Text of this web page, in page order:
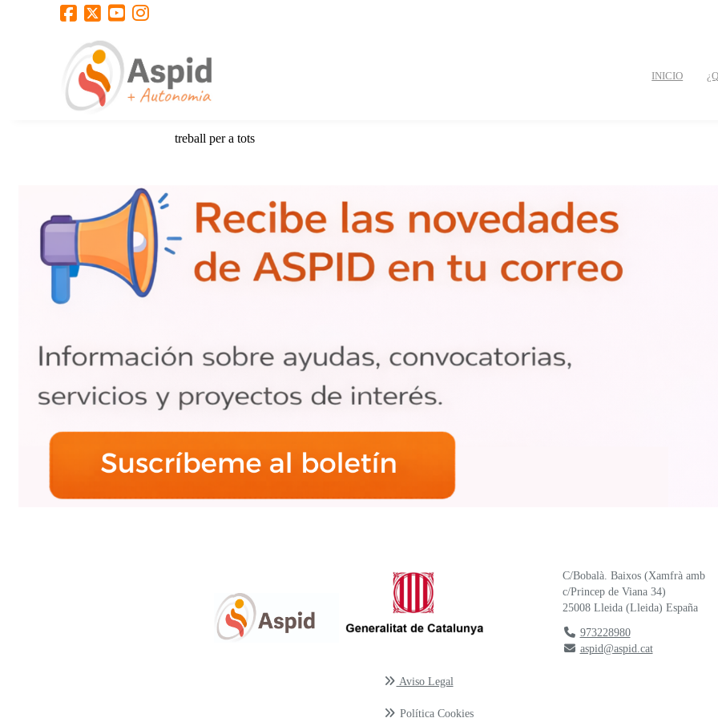
INICIO
treball per a tots
C/Bobalà. Baixos (Xamfrà amb
c/Princep de Viana 34)
25008 Lleida (Lleida) España
973228980
aspid@aspid.cat
Aviso Legal
Política Cookies